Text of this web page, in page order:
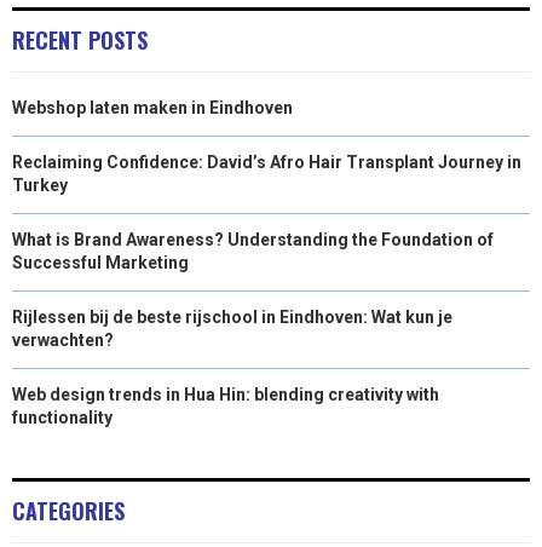
RECENT POSTS
Webshop laten maken in Eindhoven
Reclaiming Confidence: David’s Afro Hair Transplant Journey in
Turkey
What is Brand Awareness? Understanding the Foundation of
Successful Marketing
Rijlessen bij de beste rijschool in Eindhoven: Wat kun je
verwachten?
Web design trends in Hua Hin: blending creativity with
functionality
CATEGORIES